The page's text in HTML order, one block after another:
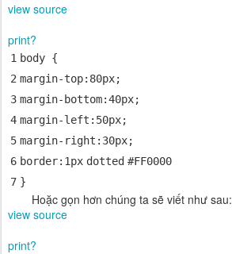
view source
print?
1 body {
2 margin-top: 80px;
3 margin-bottom:40px;
4 margin-left : 50px;
5 margin-right : 30px;
6 border: 1px dotted #FF0000
7 }
Hoặc gọn hơn chúng ta sẽ viết như sau:
view source
print?